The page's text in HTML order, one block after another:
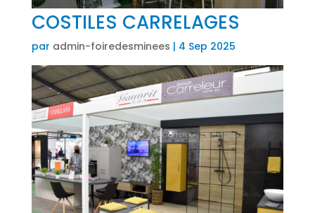
COSTILES CARRELAGES
par admin-foiredesminees | 4 Sep 2025